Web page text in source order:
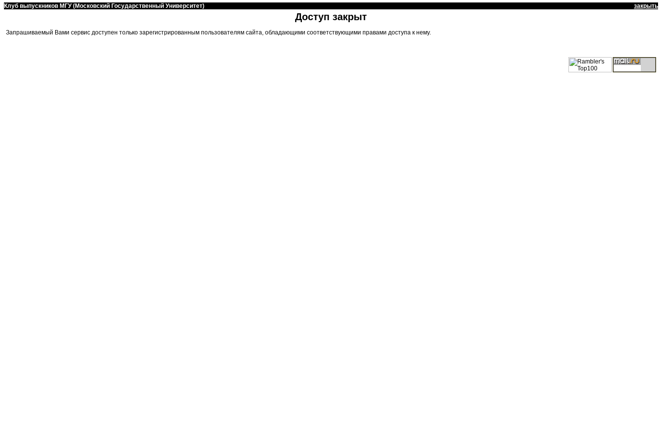
Клуб выпускников МГУ (Московский Государственный Университет) закрыть
Доступ закрыт
Запрашиваемый Вами сервис доступен только зарегистрированным пользователям сайта, обладающими соответствующими правами доступа к нему.